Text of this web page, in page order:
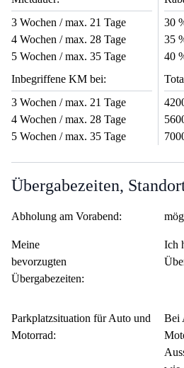
3 Wochen / max. 21 Tage
30
4 Wochen / max. 28 Tage
35
5 Wochen / max. 35 Tage
40
Inbegriffene KM bei:
3 Wochen / max. 21 Tage
4 Wochen / max. 28 Tage
5 Wochen / max. 35 Tage
Übergabezeiten,
Abholung am Vorabend:
Meine
bevorzugten
Übergabezeiten:
Ich
Parkplatzsituation für Auto und
Motorrad:
Bei